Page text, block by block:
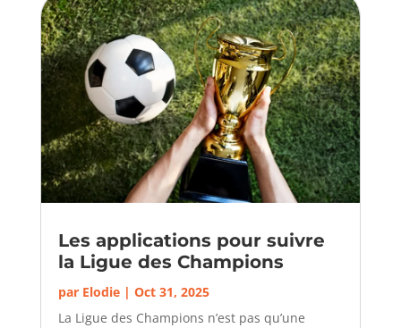
Les applications pour suivre
la Ligue des Champions
par Elodie| Oct 31, 2025
La Ligue des Champions n’est pas qu’une